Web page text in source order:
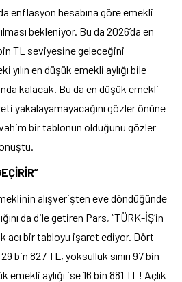
enflasyon hesabına göre emekli
bekleniyor. Bu da 2026’da en
TL seviyesine geleceğini
en düşük emekli aylığı bile
kalacak. Bu da en düşük emekli
yakalayamayacağını gözler önüne
bir tablonun olduğunu gözler
alışverişten eve döndüğünde
da dile getiren Pars, “TÜRK-İŞ’in
acı bir tabloyu işaret ediyor. Dört
bin 827 TL, yoksulluk sınırı 97 bin
emekli aylığı ise 16 bin 881 TL! Açlık